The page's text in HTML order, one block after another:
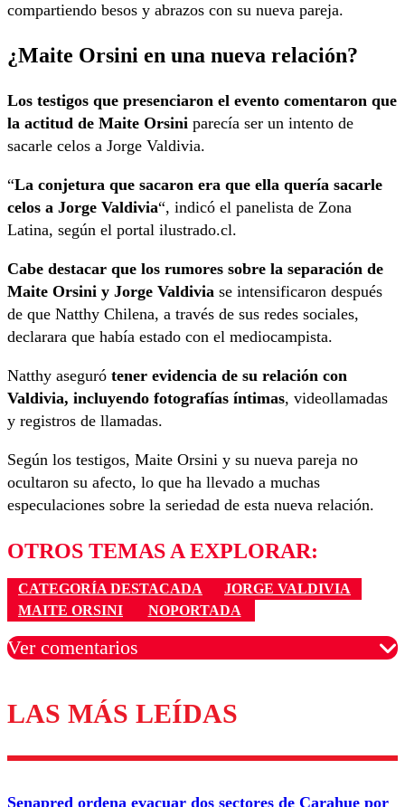
compartiendo besos y abrazos con su nueva pareja.
¿Maite Orsini en una nueva relación?
Los testigos que presenciaron el evento comentaron que
la actitud de Maite Orsini parecía ser un intento de
sacarle celos a Jorge Valdivia.
“La conjetura que sacaron era que ella quería sacarle
celos a Jorge Valdivia“, indicó el panelista de Zona
Latina, según el portal ilustrado.cl.
Cabe destacar que los rumores sobre la separación de
Maite Orsini y Jorge Valdivia se intensificaron después
de que Natthy Chilena, a través de sus redes sociales,
declarara que había estado con el mediocampista.
Natthy aseguró tener evidencia de su relación con
Valdivia, incluyendo fotografías íntimas, videollamadas
y registros de llamadas.
Según los testigos, Maite Orsini y su nueva pareja no
ocultaron su afecto, lo que ha llevado a muchas
especulaciones sobre la seriedad de esta nueva relación.
OTROS TEMAS A EXPLORAR:
CATEGORÍA DESTACADA
JORGE VALDIVIA
MAITE ORSINI
NOPORTADA
Ver comentarios
Los comentarios son moderados para garantizar un
diálogo respetuoso.
LAS MÁS LEÍDAS
Senapred ordena evacuar dos sectores de Carahue por